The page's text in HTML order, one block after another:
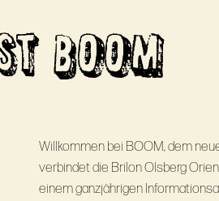
BOOM
Willkommen bei BOOM, dem
verbindet die Brilon Olsberg
einem ganzjährigen